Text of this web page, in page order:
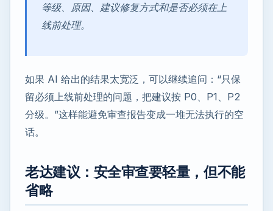
等级、原因、建议修复方式和是否必须在上
线前处理。
如果 AI 给出的结果太宽泛，可以继续追问：“只保
留必须上线前处理的问题，把建议按 P0、P1、P2
分级。”这样能避免审查报告变成一堆无法执行的空
话。
老达建议：安全审查要轻量，但不能
省略